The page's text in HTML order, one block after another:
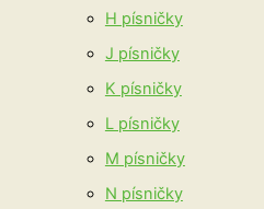
H písničky
J písničky
K písničky
L písničky
M písničky
N písničky